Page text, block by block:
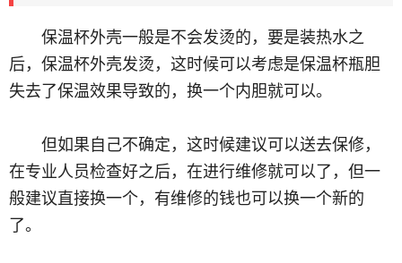
保温杯外壳一般是不会发烫的，要是装热水之
后，保温杯外壳发烫，这时候可以考虑是保温杯瓶胆
失去了保温效果导致的，换一个内胆就可以。
但如果自己不确定，这时候建议可以送去保修，
在专业人员检查好之后，在进行维修就可以了，但一
般建议直接换一个，有维修的钱也可以换一个新的
了。